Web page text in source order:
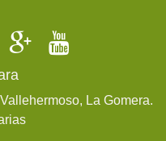
La Gomera.